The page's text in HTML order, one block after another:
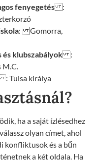
fenyegetés:
: Gomorra,
klubszabályok:
M.C.
Tulsa királya
ha a saját ízlésedhez
olyan címet, ahol
konfliktusok és a bűn
a két oldala. Ha